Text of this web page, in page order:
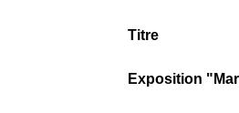
Titre
Exposition